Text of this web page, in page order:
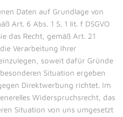
Daten auf Grundlage von
Art. 6 Abs. 1 S. 1 lit. f DSGVO
das Recht, gemäß Art. 21
Verarbeitung Ihrer
soweit dafür Gründe
Situation ergeben
Direktwerbung richtet. Im
Widerspruchsrecht, das
Situation von uns umgesetzt